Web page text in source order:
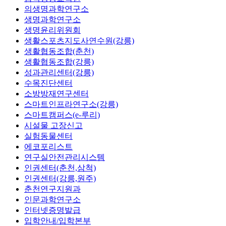
의생명과학연구소
생명과학연구소
생명윤리위원회
생활스포츠지도사연수원(강릉)
생활협동조합(춘천)
생활협동조합(강릉)
성과관리센터(강릉)
수목진단센터
소방방재연구센터
스마트인프라연구소(강릉)
스마트캠퍼스(e-루리)
시설물 고장신고
실험동물센터
에코포리스트
연구실안전관리시스템
인권센터(춘천,삼척)
인권센터(강릉,원주)
춘천연구지원과
인문과학연구소
인터넷증명발급
입학안내/입학본부